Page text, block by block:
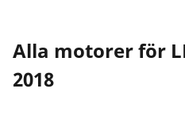
Alla motorer för
2018